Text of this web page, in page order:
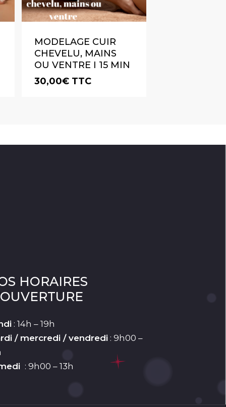
MODELAGE CUIR
CHEVELU, MAINS
OU VENTRE I 15 MIN
30,00€ TTC
HORAIRES
: 14h – 19h
/ mercredi / vendredi : 9h00 –
: 9h00 – 13h